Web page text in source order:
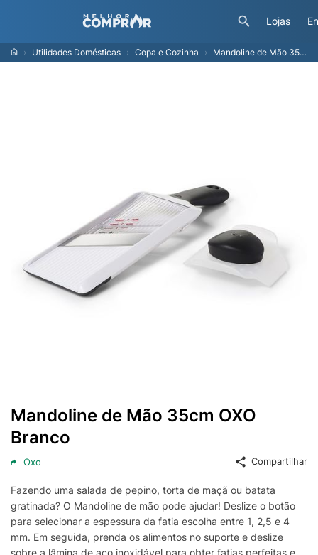
Lojas
Utilidades Domésticas Copa e Cozinha Mandoline de Mão 35cm OXO Branco
Mandoline de Mão 35cm OXO
Branco
Oxo Compartilhar
Fazendo uma salada de pepino, torta de maçã ou batata
gratinada? O Mandoline de mão pode ajudar! Deslize o botão
para selecionar a espessura da fatia escolha entre 1, 2,5 e 4
mm. Em seguida, prenda os alimentos no suporte e deslize